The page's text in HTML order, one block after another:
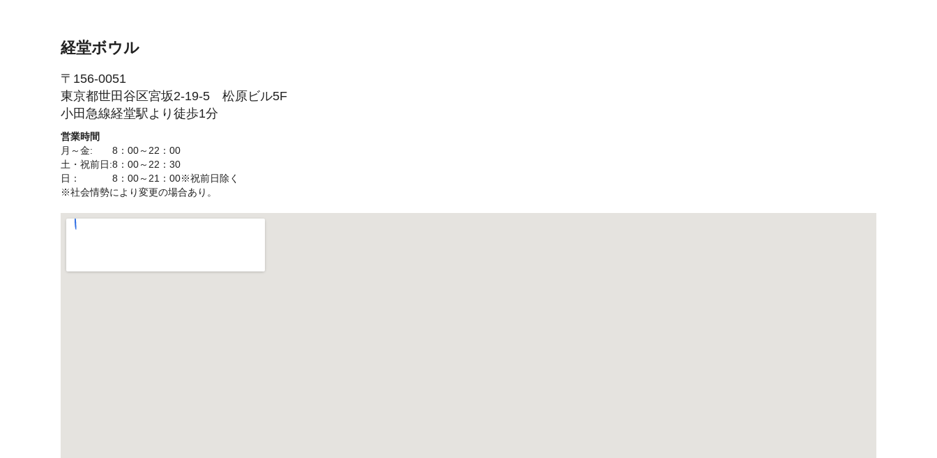
経堂ボウル
〒156-0051
東京都世田谷区宮坂2-19-5 松原ビル5F
小田急線経堂駅より徒歩1分
営業時間
月～金: 8：00～22：00
土・祝前日:8：00～22：30
日： 8：00～21：00※祝前日除く
※社会情勢により変更の場合あり。